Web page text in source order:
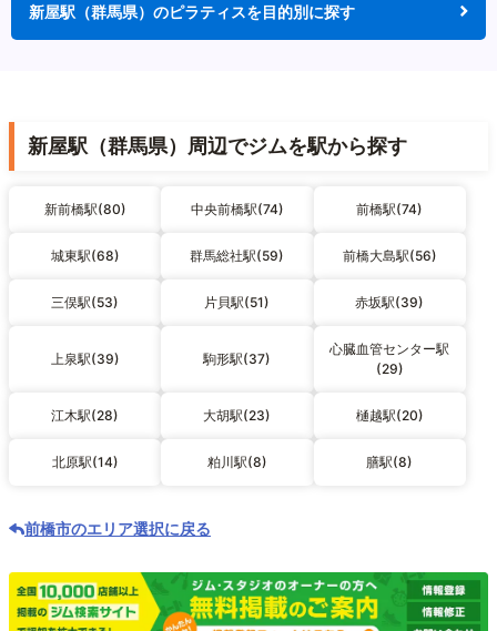
新屋駅（群馬県）のピラティスを目的別に探す
新屋駅（群馬県）周辺でジムを駅から探す
新前橋駅(80) 中央前橋駅(74) 前橋駅(74)
城東駅(68) 群馬総社駅(59) 前橋大島駅(56)
三俣駅(53) 片貝駅(51) 赤坂駅(39)
上泉駅(39) 駒形駅(37)
心臓血管センター駅
(29)
江木駅(28) 大胡駅(23) 樋越駅(20)
北原駅(14) 粕川駅(8) 膳駅(8)
前橋市のエリア選択に戻る